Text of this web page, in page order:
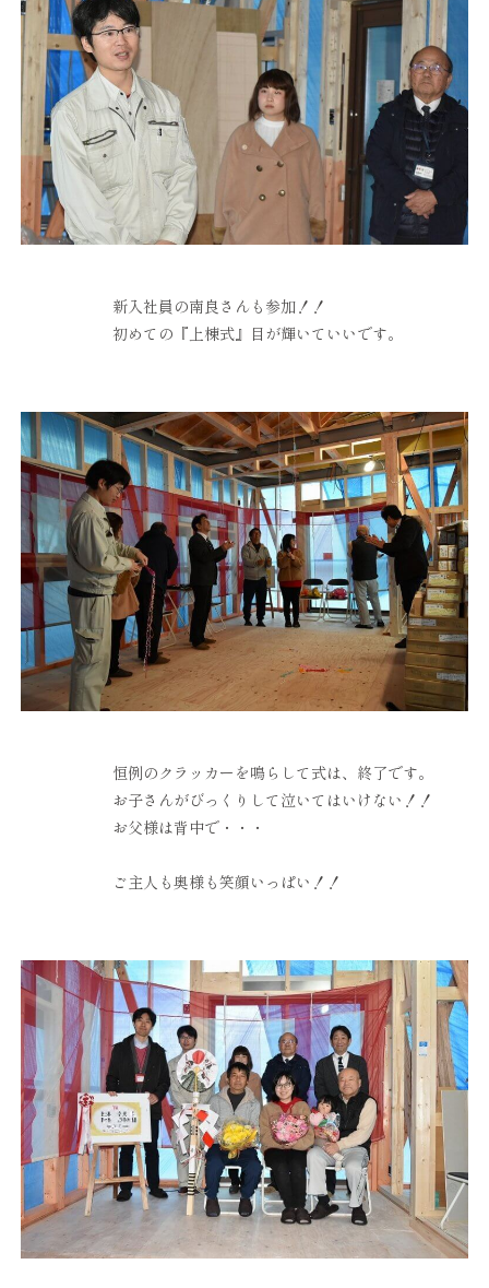
新入社員の南良さんも参加！！
初めての『上棟式』目が輝いていいです。
恒例のクラッカーを鳴らして式は、終了です。
お子さんがびっくりして泣いてはいけない！！
お父様は背中で・・・
ご主人も奥様も笑顔いっぱい！！